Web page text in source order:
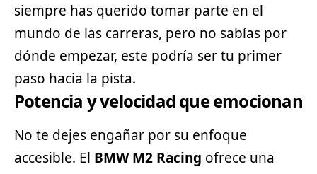
siempre has querido tomar parte en el
mundo de las carreras, pero no sabías por
dónde empezar, este podría ser tu primer
paso hacia la pista.
Potencia y velocidad que emocionan
No te dejes engañar por su enfoque
accesible. El BMW M2 Racing ofrece una